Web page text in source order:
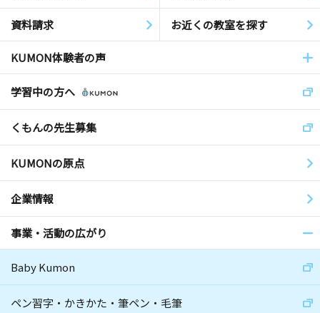
資料請求 お近くの教室を探す
KUMON体験者の声
学習中の方へ
くもんの先生募集
KUMONの原点
企業情報
事業・活動の広がり
Baby Kumon
ペン習字・かきかた・筆ペン・毛筆